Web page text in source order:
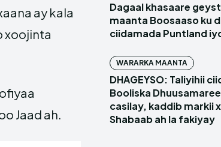
ay kala
xoojinta
Jaad ah.
Dagaal khasaare
maanta Boosaaso ku
ciidamada Puntland
WARARKA MAANTA
DHAGEYSO: Taliyihii
Booliska
casilay, kaddib markii
Shabaab ah la fakiyay